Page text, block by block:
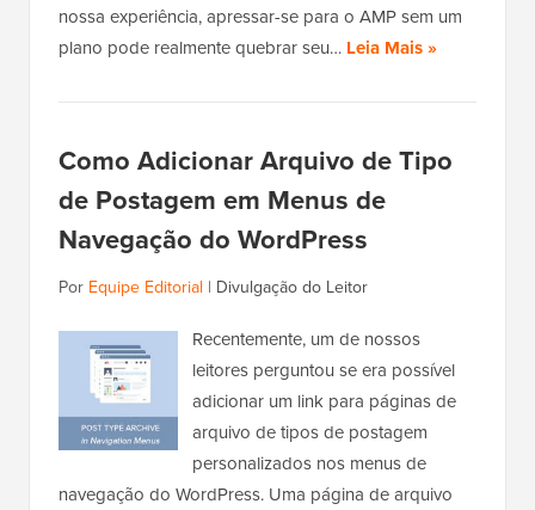
nossa experiência, apressar-se para o AMP sem um
plano pode realmente quebrar seu… Leia Mais »
Como Adicionar Arquivo de Tipo
de Postagem em Menus de
Navegação do WordPress
Por Equipe Editorial | Divulgação do Leitor
Recentemente, um de nossos
leitores perguntou se era possível
adicionar um link para páginas de
arquivo de tipos de postagem
personalizados nos menus de
navegação do WordPress. Uma página de arquivo